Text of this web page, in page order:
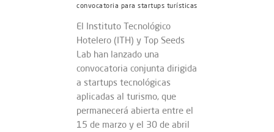
convocatoria para startups turísticas
El Instituto Tecnológico
Hotelero (ITH) y Top Seeds
Lab han lanzado una
convocatoria conjunta dirigida
a startups tecnológicas
aplicadas al turismo, que
permanecerá abierta entre el
15 de marzo y el 30 de abril